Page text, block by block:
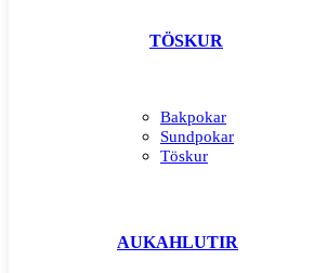
TÖSKUR
Bakpokar
Sundpokar
Töskur
AUKAHLUTIR